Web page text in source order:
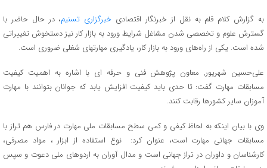
به گزارش کلام قلم به نقل از خبرنگار اقتصادی خبرگزاری تسنیم، در حال حاضر با
گسترش علوم و تخصصی شدن مشاغل شرایط ورود به بازار کار نیز دستخوش تغییراتی
شده است. یکی از راه‌های ورود به بازار کار، یادگیری مهارتهای شغلی ضروری است.
علی‌حسین شهریور,‌ معاون پژوهش فنی و حرفه ای با اشاره به اهمیت کیفیت
مسابقات مهارت گفت: تا حدی باید کیفیت افزایش یابد که جوانان بتوانند با مهارت
آموزان سایر کشورها رقابت کنند.
وی با بیان اینکه به لحاظ کیفی و کمی سطح مسابقات ملی مهارت در فارس هم تراز با
مسابقات جهانی مهارت است، عنوان کرد: نوع استفاده از ابزار ، مواد مصرفی،
کارشناسان و داوران در تراز جهانی است و مدال آوران به اردوهای ملی دعوت و سپس